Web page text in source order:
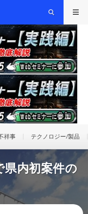
祥事 テクノロジー/製品
県内初案件の